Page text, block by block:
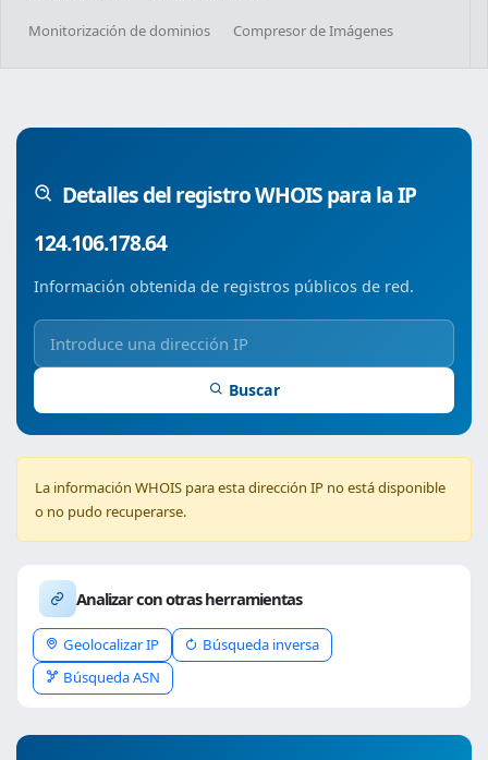
Monitorización de dominios Compresor de Imágenes
Detalles del registro WHOIS para la IP
124.106.178.64
Información obtenida de registros públicos de red.
Buscar
La información WHOIS para esta dirección IP no está disponible
o no pudo recuperarse.
Analizar con otras herramientas
Geolocalizar IP
Búsqueda inversa
Búsqueda ASN